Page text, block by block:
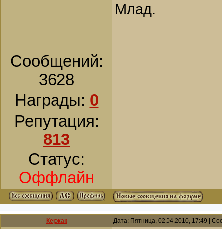
Сообщений:
3628
Награды: 0
Репутация:
813
Статус:
Оффлайн
Млад.
Кержак Дата: Пятница, 02.04.2010, 17:49 |